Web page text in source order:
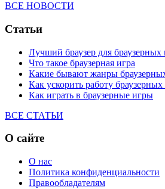
ВСЕ НОВОСТИ
Статьи
Лучший браузер для браузерных
Что такое браузерная игра
Какие бывают жанры
Как ускорить работу браузерных
Как играть в браузерные игры
ВСЕ СТАТЬИ
О сайте
О нас
Политика конфиденциальности
Правообладателям